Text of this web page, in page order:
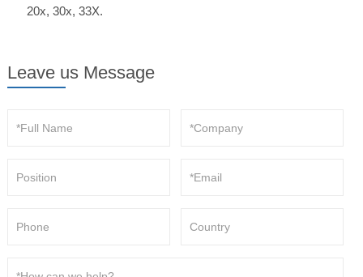
20x, 30x, 33X.
Leave us Message